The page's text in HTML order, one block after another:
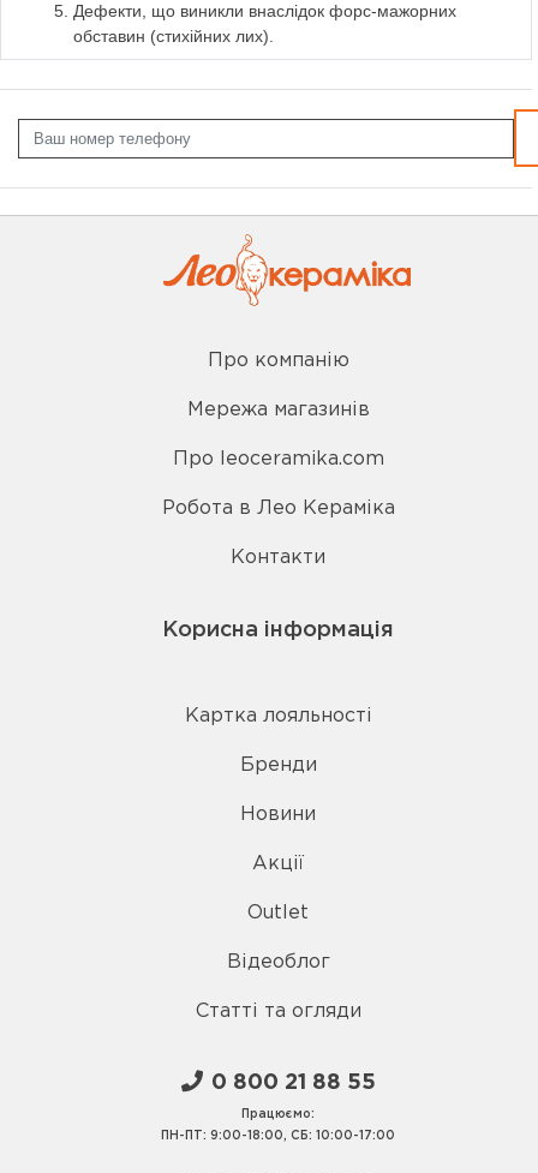
Дефекти, що виникли внаслідок форс-мажорних
обставин (стихійних лих).
Про компанію
Мережа магазинів
Про leoceramika.com
Робота в Лео Кераміка
Контакти
Корисна інформація
Картка лояльності
Бренди
Новини
Акції
Outlet
Відеоблог
Статті та огляди
0 800 21 88 55
Працюємо:
ПН-ПТ: 9:00-18:00, СБ: 10:00-17:00